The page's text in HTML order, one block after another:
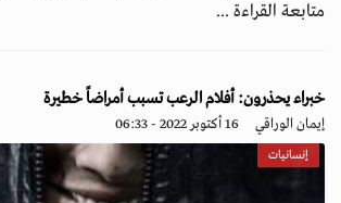
متابعة القراءة ...
خبراء يحذرون: أفلام الرعب تسبب أمراضاً خطيرة
إيمان الوراقي 16 أكتوبر 2022 - 06:33
إنسانيات